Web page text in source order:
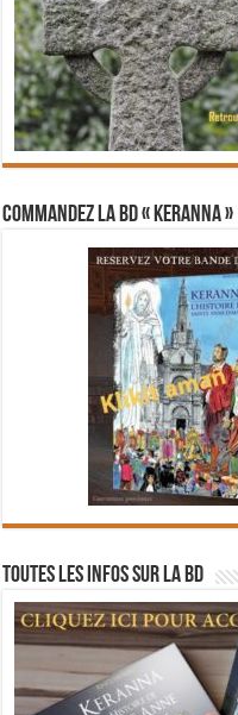
Commandez la BD « Keranna »
Toutes les infos sur la BD